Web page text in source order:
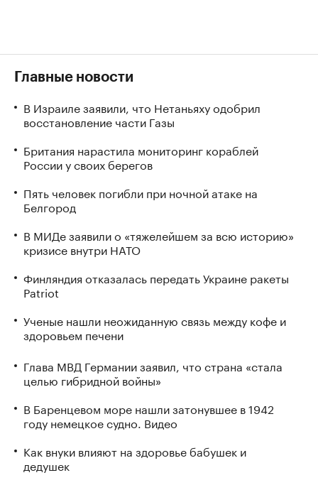
Главные новости
В Израиле заявили, что Нетаньяху одобрил
восстановление части Газы
Британия нарастила мониторинг кораблей
России у своих берегов
Пять человек погибли при ночной атаке на
Белгород
В МИДе заявили о «тяжелейшем за всю историю»
кризисе внутри НАТО
Финляндия отказалась передать Украине ракеты
Patriot
Ученые нашли неожиданную связь между кофе и
здоровьем печени
Глава МВД Германии заявил, что страна «стала
целью гибридной войны»
В Баренцевом море нашли затонувшее в 1942
году немецкое судно. Видео
Как внуки влияют на здоровье бабушек и
дедушек